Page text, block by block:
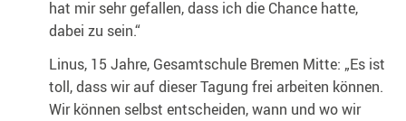
hat mir sehr gefallen, dass ich die Chance hatte,
dabei zu sein.“
Linus, 15 Jahre, Gesamtschule Bremen Mitte: „Es ist
toll, dass wir auf dieser Tagung frei arbeiten können.
Wir können selbst entscheiden, wann und wo wir